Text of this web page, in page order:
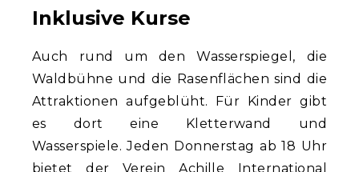
Inklusive Kurse
Auch rund um den Wasserspiegel, die
Waldbühne und die Rasenflächen sind die
Attraktionen aufgeblüht. Für Kinder gibt
es dort eine Kletterwand und
Wasserspiele. Jeden Donnerstag ab 18 Uhr
bietet der Verein Achille International